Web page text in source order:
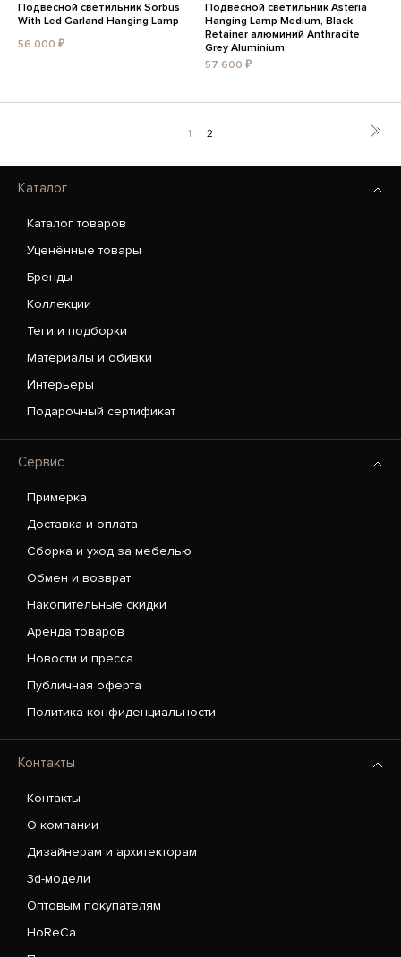
Подвесной светильник Sorbus
With Led Garland Hanging Lamp
56 000 ₽
Подвесной светильник Asteria
Hanging Lamp Medium, Black
Retainer алюминий Anthracite
Grey Aluminium
57 600 ₽
1 2
Каталог
Каталог товаров
Уценённые товары
Бренды
Коллекции
Теги и подборки
Материалы и обивки
Интерьеры
Подарочный сертификат
Сервис
Примерка
Доставка и оплата
Сборка и уход за мебелью
Обмен и возврат
Накопительные скидки
Аренда товаров
Новости и пресса
Публичная оферта
Политика конфиденциальности
Контакты
Контакты
О компании
Дизайнерам и архитекторам
3d-модели
Оптовым покупателям
HoReCa